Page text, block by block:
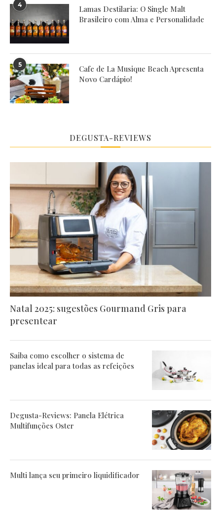
4
Lamas Destilaria: O Single Malt
Brasileiro com Alma e Personalidade
5
Cafe de La Musique Beach Apresenta
Novo Cardápio!
DEGUSTA-REVIEWS
Natal 2025: sugestões Gourmand Gris para
presentear
Saiba como escolher o sistema de
panelas ideal para todas as refeições
Degusta-Reviews: Panela Elétrica
Multifunções Oster
Multi lança seu primeiro liquidificador